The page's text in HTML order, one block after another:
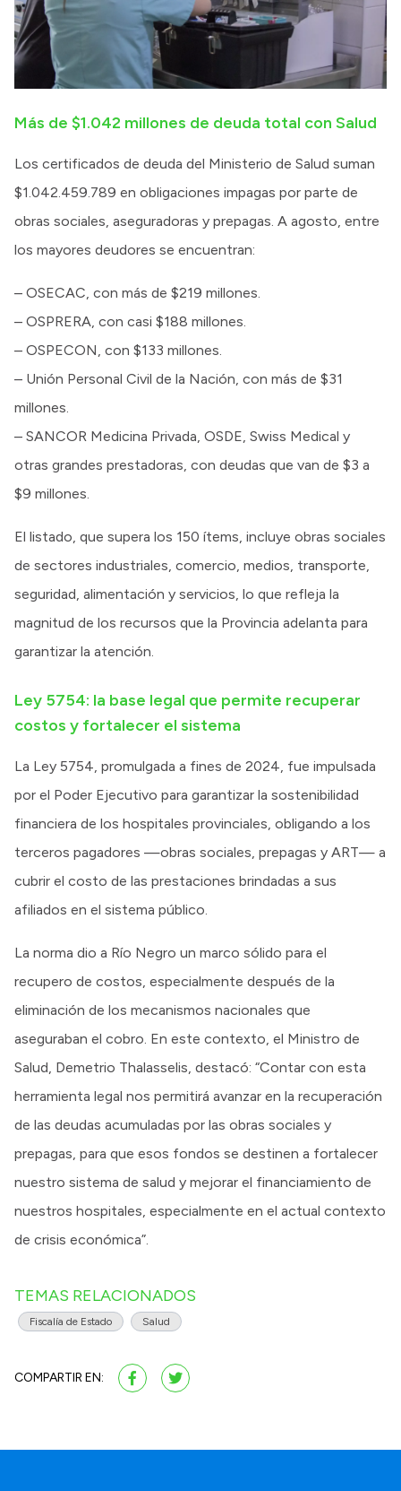
Más de $1.042 millones de deuda total con Salud
Los certificados de deuda del Ministerio de Salud suman
$1.042.459.789 en obligaciones impagas por parte de
obras sociales, aseguradoras y prepagas. A agosto, entre
los mayores deudores se encuentran:
– OSECAC, con más de $219 millones.
– OSPRERA, con casi $188 millones.
– OSPECON, con $133 millones.
– Unión Personal Civil de la Nación, con más de $31
millones.
– SANCOR Medicina Privada, OSDE, Swiss Medical y
otras grandes prestadoras, con deudas que van de $3 a
$9 millones.
El listado, que supera los 150 ítems, incluye obras sociales
de sectores industriales, comercio, medios, transporte,
seguridad, alimentación y servicios, lo que refleja la
magnitud de los recursos que la Provincia adelanta para
garantizar la atención.
Ley 5754: la base legal que permite recuperar
costos y fortalecer el sistema
La Ley 5754, promulgada a fines de 2024, fue impulsada
por el Poder Ejecutivo para garantizar la sostenibilidad
financiera de los hospitales provinciales, obligando a los
terceros pagadores —obras sociales, prepagas y ART— a
cubrir el costo de las prestaciones brindadas a sus
afiliados en el sistema público.
La norma dio a Río Negro un marco sólido para el
recupero de costos, especialmente después de la
eliminación de los mecanismos nacionales que
aseguraban el cobro. En este contexto, el Ministro de
Salud, Demetrio Thalasselis, destacó: “Contar con esta
herramienta legal nos permitirá avanzar en la recuperación
de las deudas acumuladas por las obras sociales y
prepagas, para que esos fondos se destinen a fortalecer
nuestro sistema de salud y mejorar el financiamiento de
nuestros hospitales, especialmente en el actual contexto
de crisis económica”.
TEMAS RELACIONADOS
Fiscalía de Estado Salud
COMPARTIR EN: